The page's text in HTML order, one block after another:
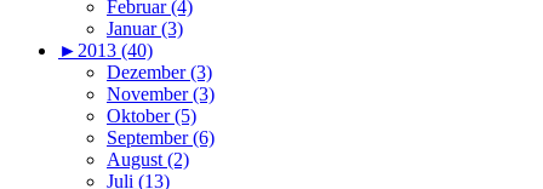
Februar (4)
Januar (3)
► 2013 (40)
Dezember (3)
November (3)
Oktober (5)
September (6)
August (2)
Juli (13)